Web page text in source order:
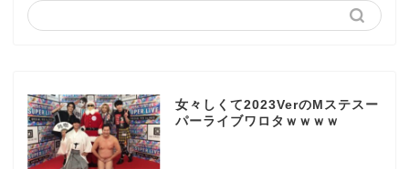
女々しくて2023VerのMステスー
パーライブワロタｗｗｗｗ